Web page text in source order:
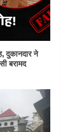
दुकानदार ने
बरामद